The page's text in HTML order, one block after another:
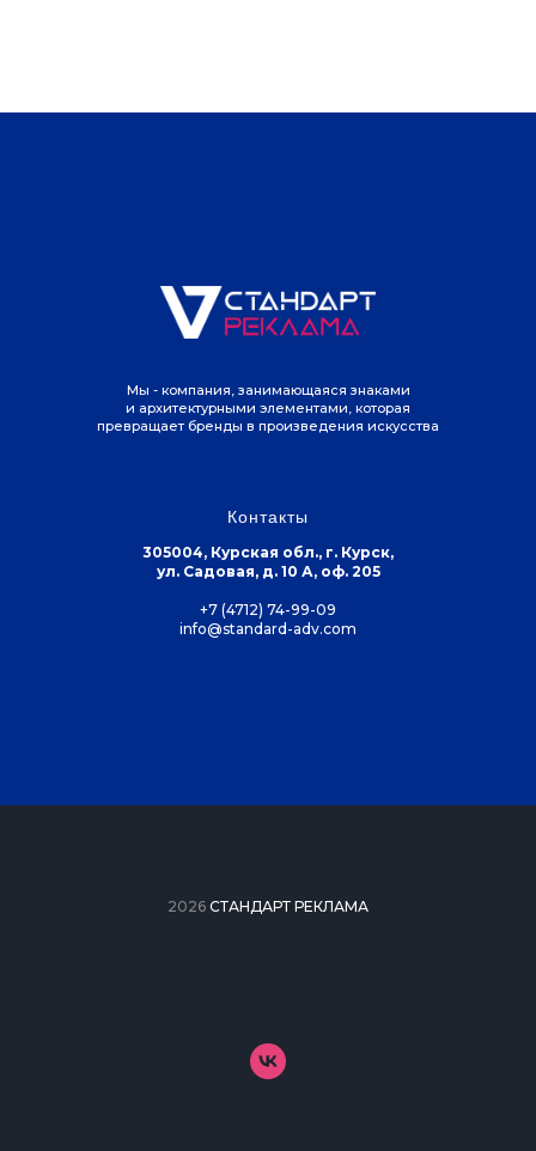
Мы - компания, занимающаяся знаками
и архитектурными элементами, которая
превращает бренды в произведения искусства
Контакты
305004, Курская обл., г. Курск,
ул. Садовая, д. 10 А, оф. 205
+7 (4712) 74-99-09
info@standard-adv.com
2026 СТАНДАРТ РЕКЛАМА